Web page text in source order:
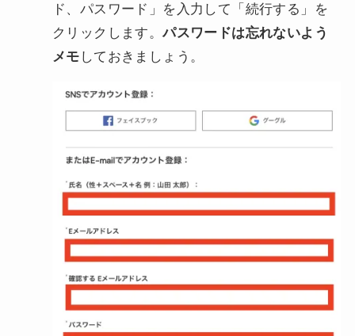
ド、パスワード」を入力して「続行する」を
クリックします。パスワードは忘れないよう
メモ しておきましょう。